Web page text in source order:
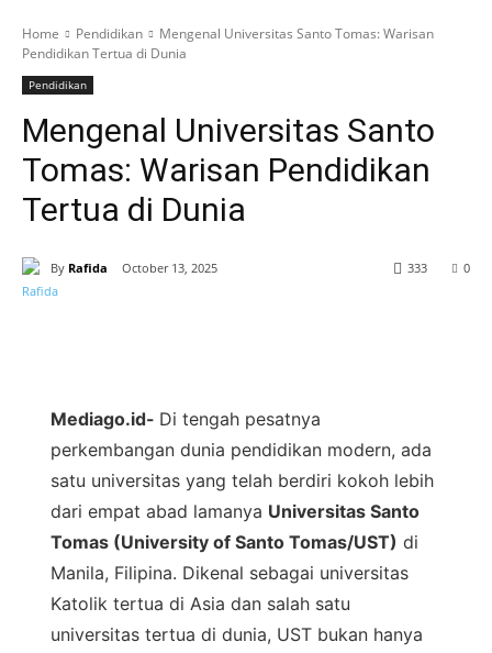
Home Pendidikan
Mengenal Universitas Santo Tomas: Warisan
Pendidikan Tertua di Dunia
Pendidikan
Mengenal Universitas Santo
Tomas: Warisan Pendidikan
Tertua di Dunia
By Rafida October 13, 2025 0
333
Mediago.id- Di tengah pesatnya
perkembangan dunia pendidikan modern, ada
satu universitas yang telah berdiri kokoh lebih
dari empat abad lamanya Universitas Santo
Tomas (University of Santo Tomas/UST) di
Manila, Filipina. Dikenal sebagai universitas
Katolik tertua di Asia dan salah satu
universitas tertua di dunia, UST bukan hanya